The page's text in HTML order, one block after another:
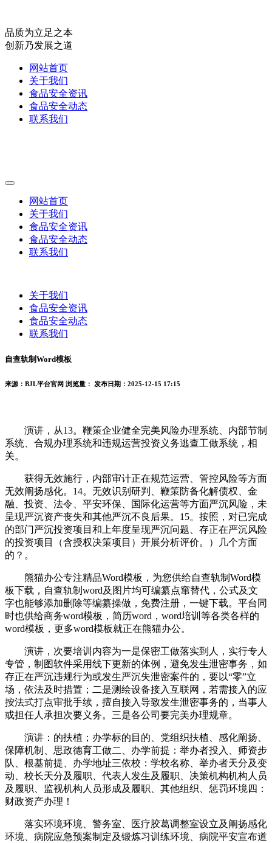
品质为立足之本
创新乃发展之道
网站首页
关于我们
食品安全资讯
食品安全动态
联系我们
网站首页
关于我们
食品安全资讯
食品安全动态
联系我们
关于我们
食品安全资讯
食品安全动态
联系我们
自查轨制Word模板
来源：BJL平台官网 浏览量： 发布日期：2025-12-15 17:15
演讲，从13。鞭策企业健全完美风险办理系统、内部节制
系统、合规办理系统和违规运营投资义务逃查工做系统，相
关。
获得无效施行，内部审计正在规范运营、管控风险等方面
无效阐扬感化。14。无效识别研判、鞭策防备化解债权、金
融、投资、法令、平安环保、国际化运营等方面严沉风险，未
呈现严沉资产丧失和其他严沉不良后果。15。按照，对已完成
的部门严沉投资项目和上年度呈现严沉问题、存正在严沉风险
的投资项目（含授权决策项目）开展分析评价。）几个方面
的？。
熊猫办公专注精品Word模板，为您供给自查轨制Word模
板下载，自查轨制word及图片均可编纂点窜替代，公式及文
字也能够添加删除等编纂操做，免费注册，一键下载。平台同
时也供给商务word模板，简历word，word培训等各类各样的
word模板，更多word模板就正在熊猫办公。
演讲，次要培训内容为一是保密工做落实到人，实行专人
专管，制图软件采用线下更新的体例，避免发生泄密事务，如
存正在严沉违规行为或发生严沉失泄密案件的，要以“零”立
场，依法及时措置；二是测绘设备接入互联网，若需接入的应
按法式打点审批手续，擅自接入导致发生泄密事务的，当事人
或担任人承担次要义务。三是各公司要完美办理规章。
演讲：的扶植；办学标的目的、党组织扶植、感化阐扬、
保障机制、思政德育工做二、办学前提：举办者投入、师资步
队、根基前提、办学地址三依校：学校名称、举办者天分及变
动、校长天分及履职、代表人发生及履职、决策机构机构人员
及履职、监视机构人员形成及履职、其他组织、惩罚环境四：
财政资产办理！
落实环境环境、警务室、医疗胶葛调整室设立及阐扬感化
环境、病院应急预案制定及锻炼习训练环境、病院平安宣布道